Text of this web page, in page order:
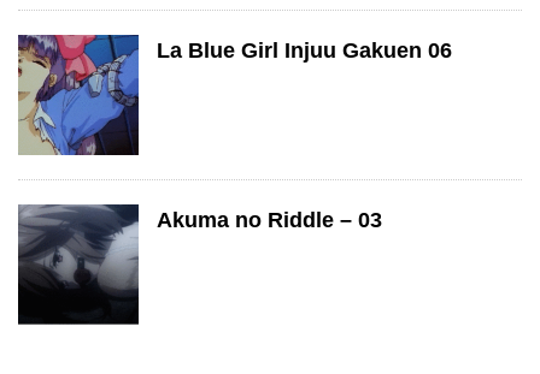
La Blue Girl Injuu Gakuen 06
Akuma no Riddle – 03